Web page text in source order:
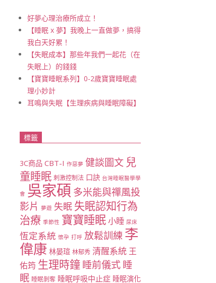
好夢心理治療所成立！
【睡眠 x 夢】我晚上一直做夢，搞得
我白天好累！
【失眠成本】那些年我們一起花（在
失眠上）的錢錢
【寶寶睡眠系列】0-2歲寶寶睡眠處
理小妙計
耳鳴與失眠【生理疾病與睡眠障礙】
標籤
3C商品 CBT-I 作惡夢 健談圖文 兒
童睡眠 刺激控制法 口訣 台灣睡眠醫學學
會 吳家碩 多米能與禪風投
影片 夢遊 失眠 失眠認知行為
治療 季節性 寶寶睡眠小睡 尿床
恆定系統 懷孕 打呼 放鬆訓練 李
偉康 林晏瑄 林郁秀 清醒系統 王
佑筠 生理時鐘睡前儀式睡
眠 睡眠剝奪 睡眠呼吸中止症 睡眠演化